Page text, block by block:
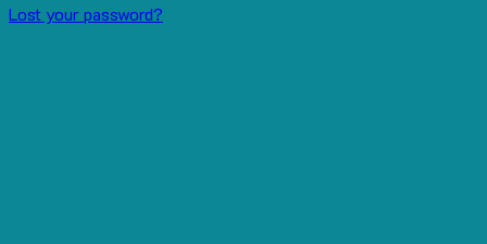
Lost your password?